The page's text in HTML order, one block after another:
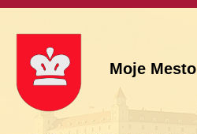
Moje Mesto